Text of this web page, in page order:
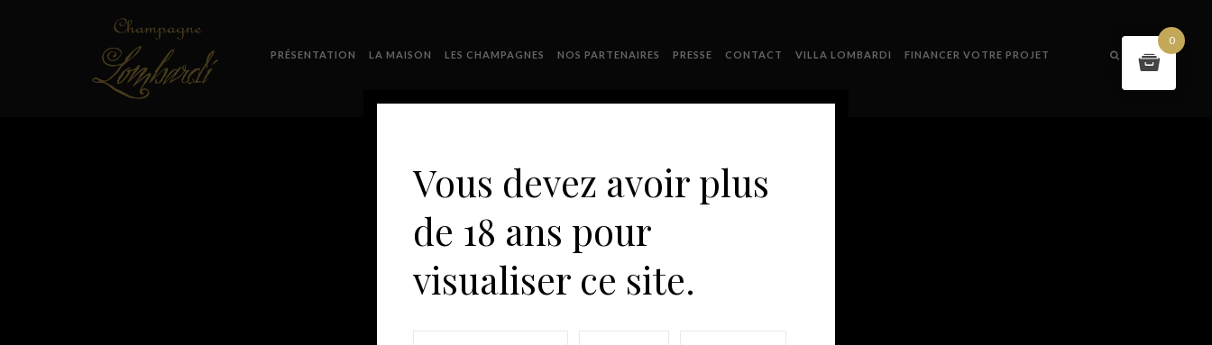
PRÉSENTATION LA MAISON LES CHAMPAGNES NOS PARTENAIRES PRESSE CONTACT VILLA LOMBARDI FINANCER VOTRE PROJET
JW MARRIOTT
Vous devez avoir plus
de 18 ans pour
visualiser ce site.
0